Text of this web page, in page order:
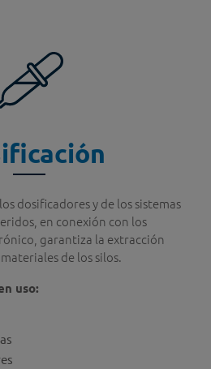
dosificadores y de los sistemas
en conexión con los
garantiza la extracción
de los silos.
uso: